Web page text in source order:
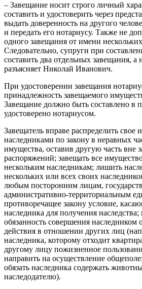
– Завещание носит строго личный
составить и удостоверить через
выдать доверенность на другого
и передать его нотариусу. Также не
одного завещания от имени
Следовательно, супруги при
составить два отдельных завещания, а
разъясняет Николай Иванович.
При удостоверении завещания
принадлежность завещаемого
Завещание должно быть составлено в
удостоверено нотариусом.
Завещатель вправе распределить
наследниками по закону в неравных
имущества, оставив другую часть вне
распоряжений; завещать все
нескольким наследникам; лишить
нескольких или всех своих
любым посторонним лицам,
административно-территориальным
противоречащее закону условие,
наследника для получения
обязанность совершения наследником
действия в отношении других лиц
наследника, которому отходит
другому лицу пожизненное
направить на осуществление
обязать наследника содержать
наследодателю).